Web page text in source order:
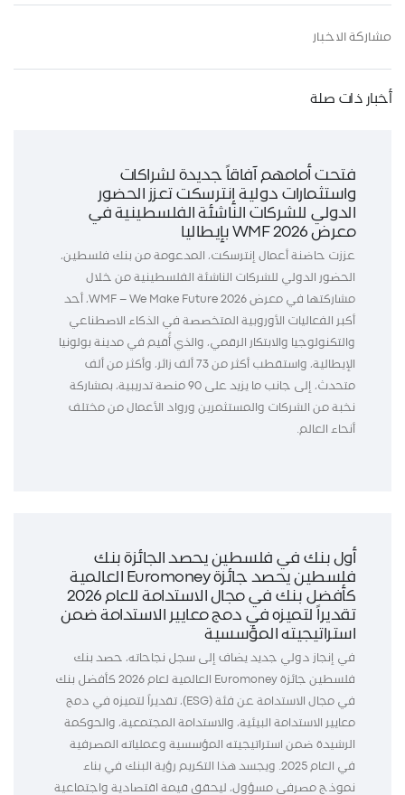
مشاركة الاخبار
أخبار ذات صلة
فتحت أمامهم آفاقاً جديدة لشراكات
واستثمارات دولية إنترسكت تعزز الحضور
الدولي للشركات الناشئة الفلسطينية في
معرض WMF 2026 بإيطاليا
عززت حاضنة أعمال إنترسكت، المدعومة من بنك فلسطين،
الحضور الدولي للشركات الناشئة الفلسطينية من خلال
مشاركتها في معرض WMF – We Make Future 2026، أحد
أكبر الفعاليات الأوروبية المتخصصة في الذكاء الاصطناعي
والتكنولوجيا والابتكار الرقمي، والذي أُقيم في مدينة بولونيا
الإيطالية، واستقطب أكثر من 73 ألف زائر، وأكثر من ألف
متحدث، إلى جانب ما يزيد على 90 منصة تدريبية، بمشاركة
نخبة من الشركات والمستثمرين ورواد الأعمال من مختلف
أنحاء العالم.
أول بنك في فلسطين يحصد الجائزة بنك
فلسطين يحصد جائزة Euromoney العالمية
كأفضل بنك في مجال الاستدامة للعام 2026
تقديراً لتميزه في دمج معايير الاستدامة ضمن
استراتيجيته المؤسسية
في إنجاز دولي جديد يضاف إلى سجل نجاحاته، حصد بنك
فلسطين جائزة Euromoney العالمية لعام 2026 كأفضل بنك
في مجال الاستدامة عن فئة (ESG)، تقديراً لتميزه في دمج
معايير الاستدامة البيئية، والاستدامة المجتمعية، والحوكمة
الرشيدة ضمن استراتيجيته المؤسسية وعملياته المصرفية
في العام 2025. ويجسد هذا التكريم رؤية البنك في بناء
نموذج مصرفي مسؤول، ليحقق قيمة اقتصادية واجتماعية